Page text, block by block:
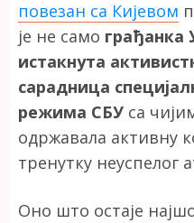
повезан са Кијевом
је не само грађанка
истакнута
сарадница
режима СБУ са
одржавала активну
тренутку неуспелог
Оно што остаје